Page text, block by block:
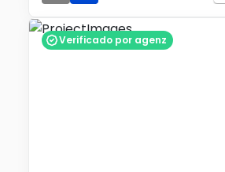
Verificado por agenz